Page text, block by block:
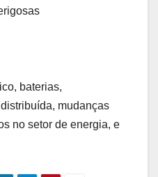
baterias,
mudanças
no setor de energia, e